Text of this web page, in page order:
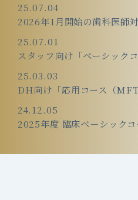
25.07.04
2026年1月開始の歯科医師対象コ
25.07.01
スタッフ向け「ベーシックコース（
25.03.03
DH向け「応用コース（MFT）」「実
24.12.05
2025年度 臨床ベーシックコース・臨床アド